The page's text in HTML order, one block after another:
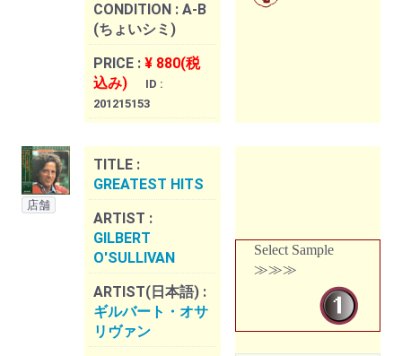
CONDITION : A-B
(ちょいシミ)
PRICE : ¥ 880(税
込み)
ID :
201215153
店舗
TITLE :
GREATEST HITS
ARTIST :
GILBERT
O'SULLIVAN
ARTIST(日本語) :
ギルバート・オサ
リヴァン
Select Sample
≫≫≫